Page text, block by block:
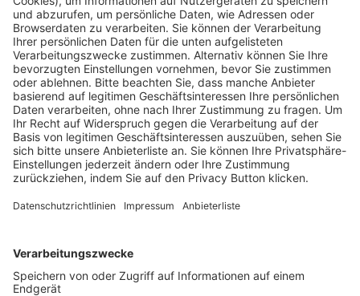
Pässe und Vereinswechsel
Trainerausbildung
Schulungsangebot Vereinsmitarbeiter
BFV-Geschäftsstellen
Trainerbörse
Login SpielPlus
FOLGE DEM BFV
TOP-VEREINE